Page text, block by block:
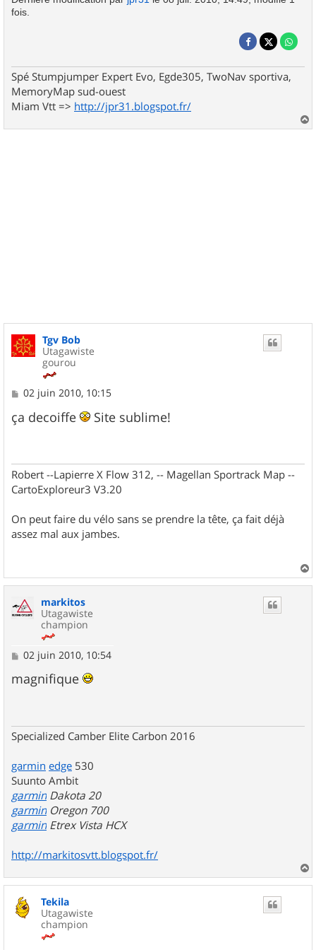
fois.
Spé Stumpjumper Expert Evo, Egde305, TwoNav sportiva,
MemoryMap sud-ouest
Miam Vtt => http://jpr31.blogspot.fr/
a
Tgv Bob
Utagawiste
gourou
M
s
s
02 juin 2010, 10:15
ça decoiffe Site sublime!
Robert --Lapierre X Flow 312, -- Magellan Sportrack Map --
CartoExploreur3 V3.20
On peut faire du vélo sans se prendre la tête, ça fait déjà
assez mal aux jambes.
a
markitos
Utagawiste
champion
M
s
s
02 juin 2010, 10:54
magnifique
Specialized Camber Elite Carbon 2016
garmin edge 530
Suunto Ambit
garmin Dakota 20
garmin Oregon 700
garmin Etrex Vista HCX
http://markitosvtt.blogspot.fr/
a
Tekila
Utagawiste
champion